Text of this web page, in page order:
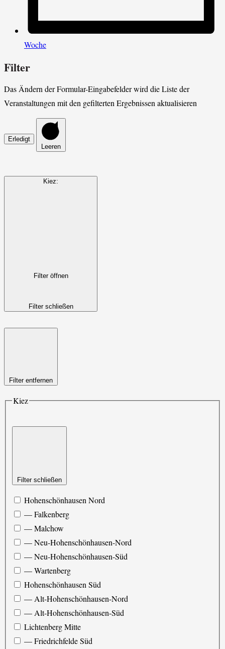
Woche
Filter
Das Ändern der Formular-Eingabefelder wird die Liste der
Veranstaltungen mit den gefilterten Ergebnissen aktualisieren
Erledigt
Leeren
Kiez:
Filter öffnen
Filter schließen
Filter entfernen
Kiez
Filter schließen
Hohenschönhausen Nord
— Falkenberg
— Malchow
— Neu-Hohenschönhausen-Nord
— Neu-Hohenschönhausen-Süd
— Wartenberg
Hohenschönhausen Süd
— Alt-Hohenschönhausen-Nord
— Alt-Hohenschönhausen-Süd
Lichtenberg Mitte
— Friedrichfelde Süd